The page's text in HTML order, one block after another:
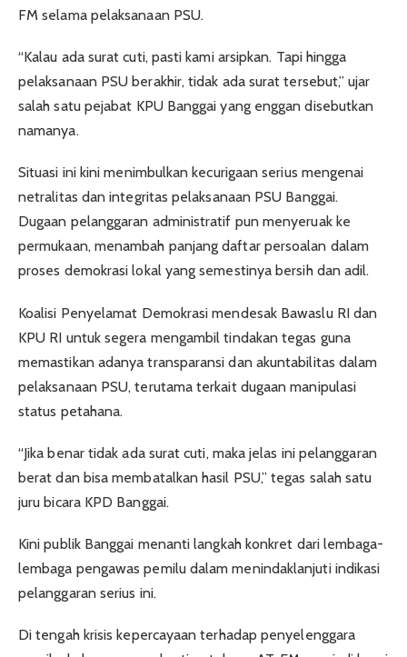
FM selama pelaksanaan PSU.
“Kalau ada surat cuti, pasti kami arsipkan. Tapi hingga
pelaksanaan PSU berakhir, tidak ada surat tersebut,” ujar
salah satu pejabat KPU Banggai yang enggan disebutkan
namanya.
Situasi ini kini menimbulkan kecurigaan serius mengenai
netralitas dan integritas pelaksanaan PSU Banggai.
Dugaan pelanggaran administratif pun menyeruak ke
permukaan, menambah panjang daftar persoalan dalam
proses demokrasi lokal yang semestinya bersih dan adil.
Koalisi Penyelamat Demokrasi mendesak Bawaslu RI dan
KPU RI untuk segera mengambil tindakan tegas guna
memastikan adanya transparansi dan akuntabilitas dalam
pelaksanaan PSU, terutama terkait dugaan manipulasi
status petahana.
“Jika benar tidak ada surat cuti, maka jelas ini pelanggaran
berat dan bisa membatalkan hasil PSU,” tegas salah satu
juru bicara KPD Banggai.
Kini publik Banggai menanti langkah konkret dari lembaga-
lembaga pengawas pemilu dalam menindaklanjuti indikasi
pelanggaran serius ini.
Di tengah krisis kepercayaan terhadap penyelenggara